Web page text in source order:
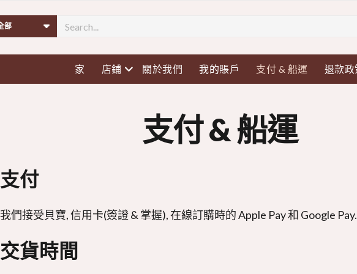
家 店鋪 打開菜單
關於我們 我的賬戶 支付 & 船運 退款政
支付 & 船運
支付
我們接受貝寶, 信用卡(簽證 & 掌握), 在線訂購時的 Apple Pay 和 Google Pay.
交貨時間